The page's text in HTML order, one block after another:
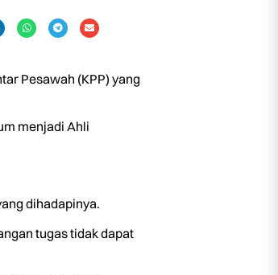
Pesawah (KPP) yang
menjadi Ahli
dihadapinya.
tugas tidak dapat